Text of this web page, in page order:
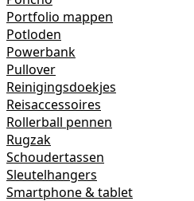
Portfolio mappen
Potloden
Powerbank
Pullover
Reinigingsdoekjes
Reisaccessoires
Rollerball pennen
Rugzak
Schoudertassen
Sleutelhangers
Smartphone & tablet